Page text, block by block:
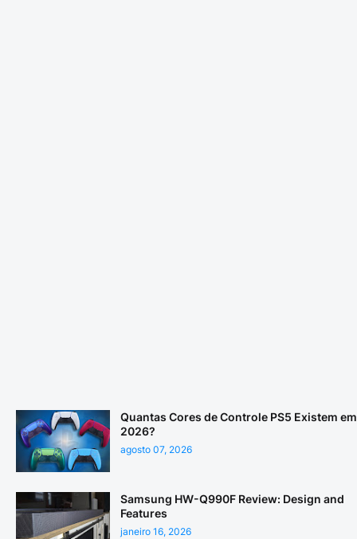
Quantas Cores de Controle PS5 Existem em
2026?
agosto 07, 2026
Samsung HW-Q990F Review: Design and
Features
janeiro 16, 2026